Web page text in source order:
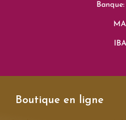
Boutique en ligne